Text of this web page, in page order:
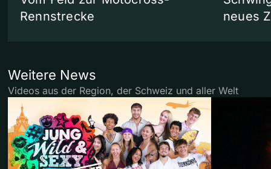
Rennstrecke
neues
Weitere News
Videos aus der Region, der Schweiz und aller Welt